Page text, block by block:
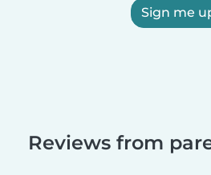
Sign me
Reviews from